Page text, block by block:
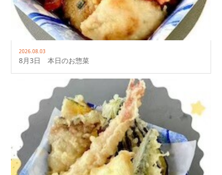
2026.08.03
8月3日 本日のお惣菜